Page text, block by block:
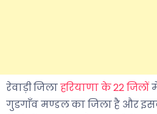
रेवाड़ी जिलाहरियाणा के 22 जिलों
गुडगाँव मण्डल का जिला है और